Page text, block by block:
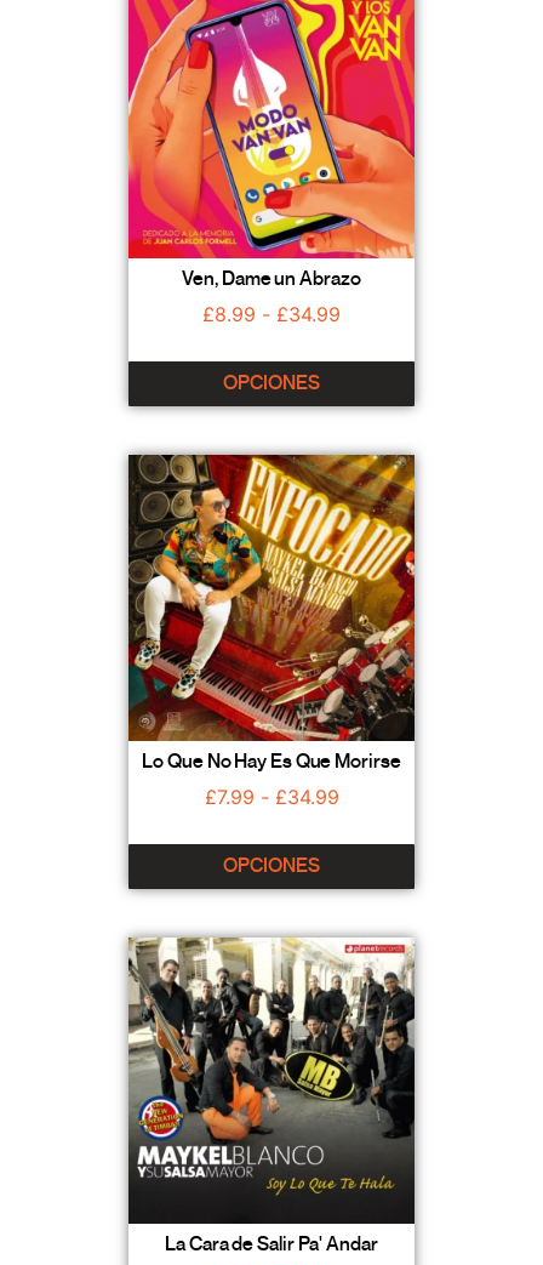
Ven, Dame un Abrazo
£8.99 - £34.99
OPCIONES
Lo Que No Hay Es Que Morirse
£7.99 - £34.99
OPCIONES
La Cara de Salir Pa' Andar